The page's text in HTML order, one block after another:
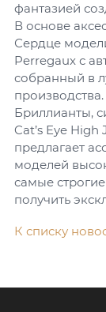
фантазией
В основе
Сердце
Perregaux с
собранный в
производства.
Бриллианты,
Cat’s Eye
предлагает
моделей
самые
получить
К списку